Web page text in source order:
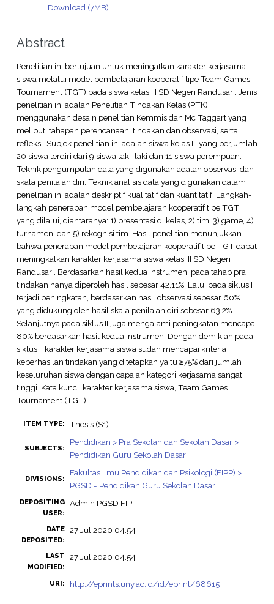
Download (7MB)
Abstract
Penelitian ini bertujuan untuk meningatkan karakter kerjasama
siswa melalui model pembelajaran kooperatif tipe Team Games
Tournament (TGT) pada siswa kelas III SD Negeri Randusari. Jenis
penelitian ini adalah Penelitian Tindakan Kelas (PTK)
menggunakan desain penelitian Kemmis dan Mc Taggart yang
meliputi tahapan perencanaan, tindakan dan observasi, serta
refleksi. Subjek penelitian ini adalah siswa kelas III yang berjumlah
20 siswa terdiri dari 9 siswa laki-laki dan 11 siswa perempuan.
Teknik pengumpulan data yang digunakan adalah observasi dan
skala penilaian diri. Teknik analisis data yang digunakan dalam
penelitian ini adalah deskriptif kualitatif dan kuantitatif. Langkah-
langkah penerapan model pembelajaran kooperatif tipe TGT
yang dilalui, diantaranya: 1) presentasi di kelas, 2) tim, 3) game, 4)
turnamen, dan 5) rekognisi tim. Hasil penelitian menunjukkan
bahwa penerapan model pembelajaran kooperatif tipe TGT dapat
meningkatkan karakter kerjasama siswa kelas III SD Negeri
Randusari. Berdasarkan hasil kedua instrumen, pada tahap pra
tindakan hanya diperoleh hasil sebesar 42,11%. Lalu, pada siklus I
terjadi peningkatan, berdasarkan hasil observasi sebesar 60%
yang didukung oleh hasil skala penilaian diri sebesar 63,2%.
Selanjutnya pada siklus II juga mengalami peningkatan mencapai
80% berdasarkan hasil kedua instrumen. Dengan demikian pada
siklus II karakter kerjasama siswa sudah mencapai kriteria
keberhasilan tindakan yang ditetapkan yaitu ≥75% dari jumlah
keseluruhan siswa dengan capaian kategori kerjasama sangat
tinggi. Kata kunci: karakter kerjasama siswa, Team Games
Tournament (TGT)
ITEM TYPE: Thesis (S1)
SUBJECTS:
Pendidikan > Pra Sekolah dan Sekolah Dasar >
Pendidikan Guru Sekolah Dasar
DIVISIONS:
Fakultas Ilmu Pendidikan dan Psikologi (FIPP) >
PGSD - Pendidikan Guru Sekolah Dasar
DEPOSITING
USER:
Admin PGSD FIP
DATE
DEPOSITED:
27 Jul 2020 04:54
LAST
MODIFIED:
27 Jul 2020 04:54
URI: http://eprints.uny.ac.id/id/eprint/68615